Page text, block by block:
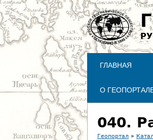
ГЛАВНАЯ
О
Геопортал »